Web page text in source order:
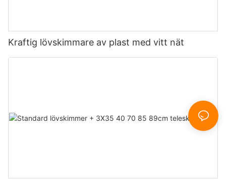
Kraftig lövskimmare av plast med vitt nät